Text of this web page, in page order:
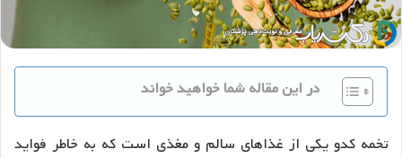
در این مقاله شما خواهید خواند
تخمه کدو یکی از غذاهای سالم و مغذی است که به خاطر فواید